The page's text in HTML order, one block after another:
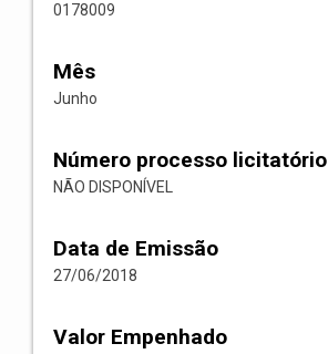
0178009
Mês
Junho
Número processo licitatório
NÃO DISPONÍVEL
Data de Emissão
27/06/2018
Valor Empenhado